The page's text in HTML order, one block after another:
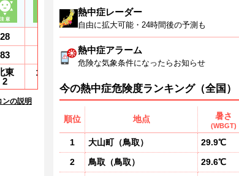
28
83
東
2
北東
27
85
1
27
85
1
28
30
ンの説明
熱中症レーダー
自由に拡大可能・24時間後の予測も
熱中症アラーム
危険な気象条件になったらお知らせ
今の熱中症危険度ランキング（全国）
順位 地点 暑さ
(WBGT)
1 大山町（鳥取）
29.9℃
2
鳥取 （鳥取）
29.6℃